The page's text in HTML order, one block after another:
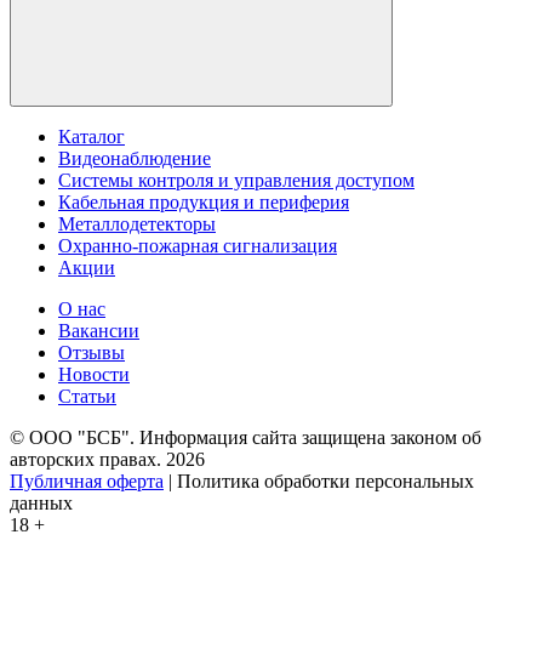
Каталог
Видеонаблюдение
Системы контроля и управления доступом
Кабельная продукция и периферия
Металлодетекторы
Охранно-пожарная сигнализация
Акции
О нас
Вакансии
Отзывы
Новости
Статьи
© ООО "БСБ". Информация сайта защищена законом об
авторских правах. 2026
Публичная оферта | Политика обработки персональных
данных
18 +